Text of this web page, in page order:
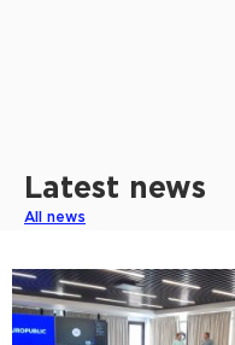
Latest news
All news